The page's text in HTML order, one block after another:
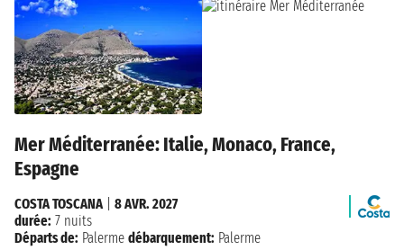
Mer Méditerranée: Italie, Monaco, France,
Espagne
COSTA TOSCANA
8 AVR. 2027
durée: 7 nuits
Départs de: Palerme débarquement: Palerme